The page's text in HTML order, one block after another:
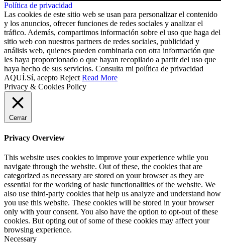
Política de privacidad
Las cookies de este sitio web se usan para personalizar el contenido
y los anuncios, ofrecer funciones de redes sociales y analizar el
tráfico. Además, compartimos información sobre el uso que haga del
sitio web con nuestros partners de redes sociales, publicidad y
análisis web, quienes pueden combinarla con otra información que
les haya proporcionado o que hayan recopilado a partir del uso que
haya hecho de sus servicios. Consulta mi política de privacidad
AQUÍ.Sí, acepto Reject Read More
Privacy & Cookies Policy
Cerrar
Privacy Overview
This website uses cookies to improve your experience while you
navigate through the website. Out of these, the cookies that are
categorized as necessary are stored on your browser as they are
essential for the working of basic functionalities of the website. We
also use third-party cookies that help us analyze and understand how
you use this website. These cookies will be stored in your browser
only with your consent. You also have the option to opt-out of these
cookies. But opting out of some of these cookies may affect your
browsing experience.
Necessary